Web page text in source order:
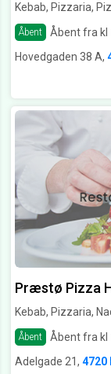
Kebab, Pizzaria,
Åbent Åbent fra kl
Hovedgaden 38 A,
Præstø Pizza
Kebab, Pizzaria,
Åbent Åbent fra kl
Adelgade 21,